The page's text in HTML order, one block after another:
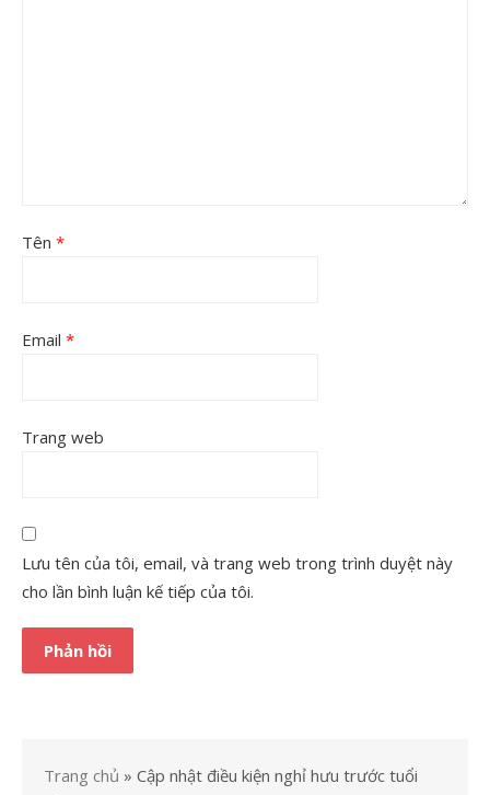
Tên *
Email *
Trang web
Lưu tên của tôi, email, và trang web trong trình duyệt này
cho lần bình luận kế tiếp của tôi.
Trang chủ » Cập nhật điều kiện nghỉ hưu trước tuổi